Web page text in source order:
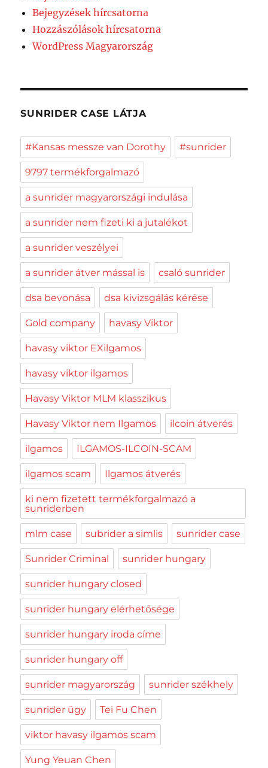
Bejegyzések hírcsatorna
Hozzászólások hírcsatorna
WordPress Magyarország
SUNRIDER CASE LÁTJA
#Kansas messze van Dorothy #sunrider
9797 termékforgalmazó
a sunrider magyarországi indulása
a sunrider nem fizeti ki a jutalékot
a sunrider veszélyei
a sunrider átver mással is csaló sunrider
dsa bevonása dsa kivizsgálás kérése
Gold company havasy Viktor
havasy viktor EXilgamos
havasy viktor ilgamos
Havasy Viktor MLM klasszikus
Havasy Viktor nem Ilgamos ilcoin átverés
ilgamos ILGAMOS-ILCOIN-SCAM
ilgamos scam Ilgamos átverés
ki nem fizetett termékforgalmazó a
sunriderben
mlm case subrider a simlis sunrider case
Sunrider Criminal sunrider hungary
sunrider hungary closed
sunrider hungary elérhetősége
sunrider hungary iroda címe
sunrider hungary off
sunrider magyarország sunrider székhely
sunrider ügy Tei Fu Chen
viktor havasy ilgamos scam
Yung Yeuan Chen